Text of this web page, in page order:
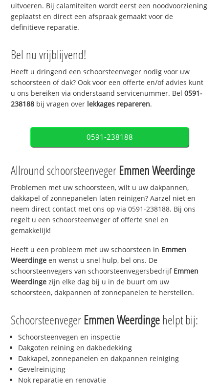
uitvoeren. Bij calamiteiten wordt eerst een noodvoorziening
geplaatst en direct een afspraak gemaakt voor de
definitieve reparatie.
Bel nu vrijblijvend!
Heeft u dringend een schoorsteenveger nodig voor uw
schoorsteen of dak? Ook voor een offerte en/of advies kunt
u ons bereiken via onderstaand servicenummer. Bel0591-
238188 bij vragen over lekkages repareren.
0591-238188
Allround schoorsteenveger Emmen Weerdinge
Problemen met uw schoorsteen, wilt u uw dakpannen,
dakkapel of zonnepanelen laten reinigen? Aarzel niet en
neem direct contact met ons op via 0591-238188. Bij ons
regelt u een schoorsteenveger of offerte snel en
gemakkelijk!
Heeft u een probleem met uw schoorsteen in Emmen
Weerdinge en wenst u snel hulp, bel ons. De
schoorsteenvegers van schoorsteenvegersbedrijf Emmen
Weerdinge zijn elke dag bij u in de buurt om uw
schoorsteen, dakpannen of zonnepanelen te herstellen.
Schoorsteenveger Emmen Weerdingehelpt bij:
Schoorsteenvegen en inspectie
Dakgoten reining en dakbedekking
Dakkapel, zonnepanelen en dakpannen reiniging
Gevelreiniging
Nok reparatie en renovatie